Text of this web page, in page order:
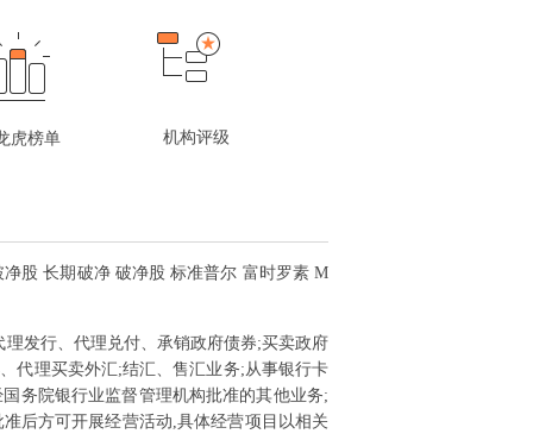
虎榜单 机构评级
股 长期破净 破净股 标准普尔 富时罗素 M
发行、代理兑付、承销政府债券;买卖政府
代理买卖外汇;结汇、售汇业务;从事银行卡
务院银行业监督管理机构批准的其他业务;
后方可开展经营活动,具体经营项目以相关